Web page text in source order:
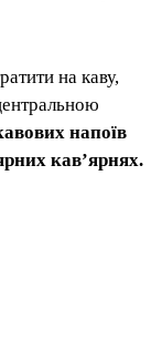
на каву,
напоїв
кав’ярнях.